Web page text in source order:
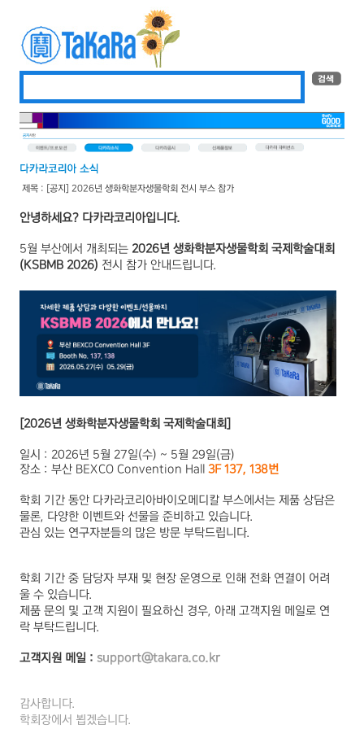
제목 : [공지] 2026년 생화학분자생물학회 전시 부스 참가
안녕하세요? 다카라코리아입니다.
5월 부산에서 개최되는 2026년 생화학분자생물학회 국제학술대회
(KSBMB 2026) 전시 참가 안내드립니다.
[2026년 생화학분자생물학회 국제학술대회]
일시 : 2026년 5월 27일(수) ~ 5월 29일(금)
장소 : 부산 BEXCO Convention Hall 3F 137, 138번
학회 기간 동안 다카라코리아바이오메디칼 부스에서는 제품 상담은
물론, 다양한 이벤트와 선물을 준비하고 있습니다.
관심 있는 연구자분들의 많은 방문 부탁드립니다.
학회 기간 중 담당자 부재 및 현장 운영으로 인해 전화 연결이 어려
울 수 있습니다.
제품 문의 및 고객 지원이 필요하신 경우, 아래 고객지원 메일로 연
락 부탁드립니다.
고객지원 메일 : support@takara.co.kr
감사합니다.
학회장에서 뵙겠습니다.